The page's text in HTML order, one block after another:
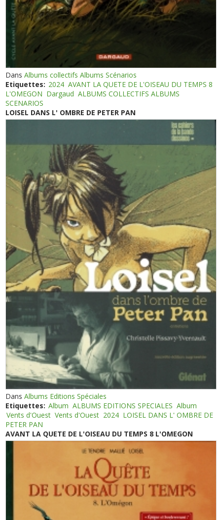
DansAlbums collectifs Albums Scénarios
Etiquettes: 2024 AVANT LA QUETE DE L'OISEAU DU TEMPS 8
L'OMEGON Dargaud ALBUMS COLLECTIFS ALBUMS
SCENARIOS
LOISEL DANS L' OMBRE DE PETER PAN
DansAlbums Editions Spéciales
Etiquettes: Album ALBUMS EDITIONS SPECIALES Album
Vents d'Ouest Vents d'Ouest 2024 LOISEL DANS L' OMBRE DE
PETER PAN
AVANT LA QUETE DE L'OISEAU DU TEMPS 8 L'OMEGON